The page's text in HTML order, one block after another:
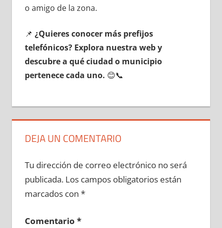
ο amigo dе la zona.
📌 ¿Quieres conocer mа́s prefijos
telefónicos? Explora nuestra web у
descubre а qué ciudad ο municipio
pertenece cada uno. 😊📞
DEJA UN COMENTARIO
Tu dirección de correo electrónico no será
publicada. Los campos obligatorios están
marcados con *
Comentario *